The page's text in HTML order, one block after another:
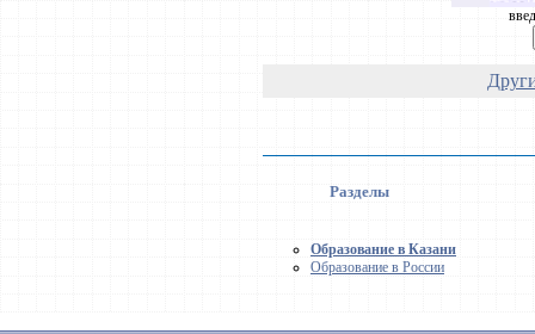
Разделы
Образование в Казани
Образование в России